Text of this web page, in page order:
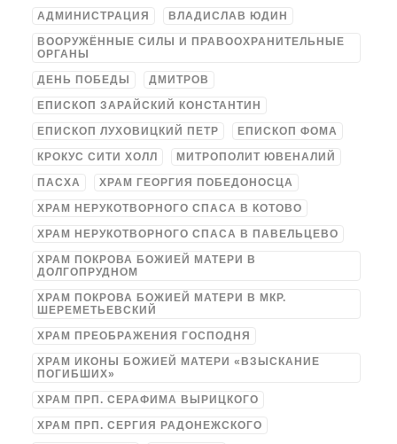
АДМИНИСТРАЦИЯ ВЛАДИСЛАВ ЮДИН
ВООРУЖЁННЫЕ СИЛЫ И ПРАВООХРАНИТЕЛЬНЫЕ
ОРГАНЫ
ДЕНЬ ПОБЕДЫ ДМИТРОВ
ЕПИСКОП ЗАРАЙСКИЙ КОНСТАНТИН
ЕПИСКОП ЛУХОВИЦКИЙ ПЕТР ЕПИСКОП ФОМА
КРОКУС СИТИ ХОЛЛ МИТРОПОЛИТ ЮВЕНАЛИЙ
ПАСХА ХРАМ ГЕОРГИЯ ПОБЕДОНОСЦА
ХРАМ НЕРУКОТВОРНОГО СПАСА В КОТОВО
ХРАМ НЕРУКОТВОРНОГО СПАСА В ПАВЕЛЬЦЕВО
ХРАМ ПОКРОВА БОЖИЕЙ МАТЕРИ В
ДОЛГОПРУДНОМ
ХРАМ ПОКРОВА БОЖИЕЙ МАТЕРИ В МКР.
ШЕРЕМЕТЬЕВСКИЙ
ХРАМ ПРЕОБРАЖЕНИЯ ГОСПОДНЯ
ХРАМ ИКОНЫ БОЖИЕЙ МАТЕРИ «ВЗЫСКАНИЕ
ПОГИБШИХ»
ХРАМ ПРП. СЕРАФИМА ВЫРИЦКОГО
ХРАМ ПРП. СЕРГИЯ РАДОНЕЖСКОГО